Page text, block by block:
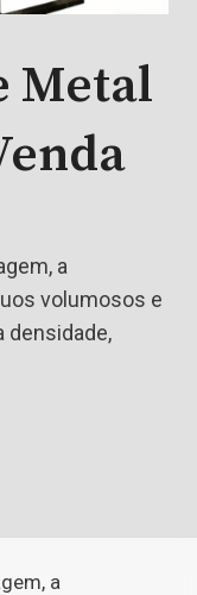
Metal
a
volumosos e
densidade,
a